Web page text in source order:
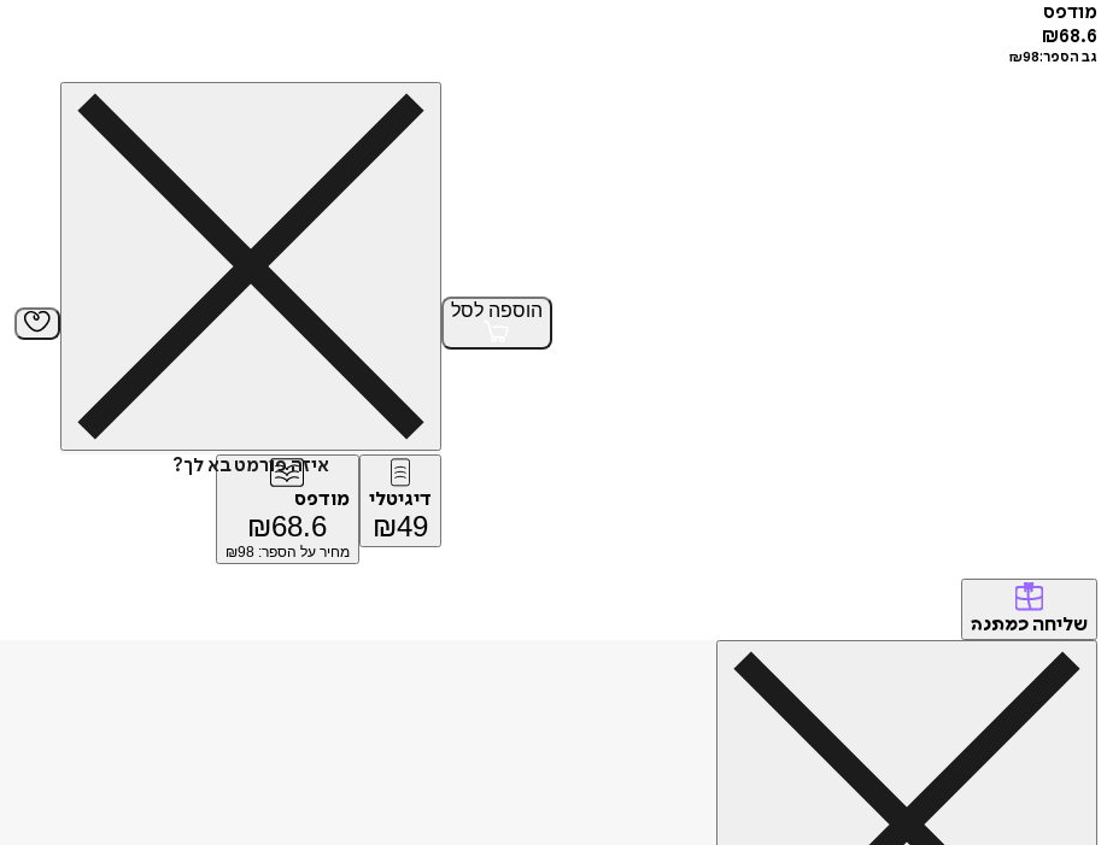
מודפס
₪68.6
גב הספר: ₪98
הוספה לסל
איזה פורמט בא לך?
דיגיטלי
₪49
מודפס
₪68.6
מחיר על הספר: ₪98
שליחה כמתנה